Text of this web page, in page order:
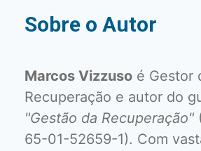
Sobre o Autor
Marcos Vizzuso é Gestor
Recuperação e autor do
"Gestão da Recuperação"
65-01-52659-1). Com